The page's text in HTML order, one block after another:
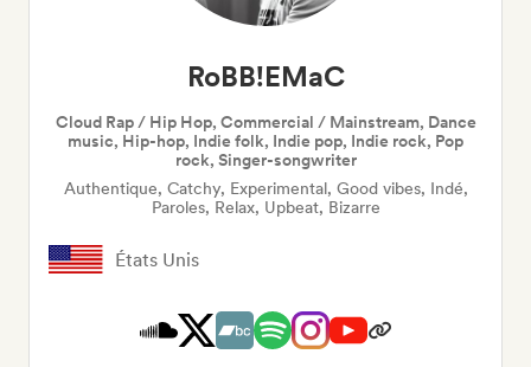
RoBB!EMaC
Cloud Rap / Hip Hop, Commercial / Mainstream, Dance
music, Hip-hop, Indie folk, Indie pop, Indie rock, Pop
rock, Singer-songwriter
Authentique, Catchy, Experimental, Good vibes, Indé,
Paroles, Relax, Upbeat, Bizarre
États Unis